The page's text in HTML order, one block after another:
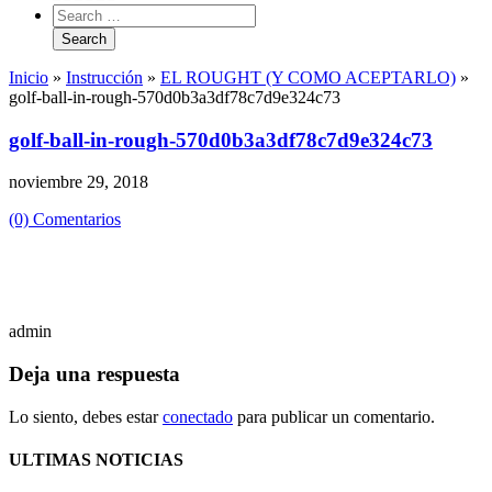
Inicio » Instrucción » EL ROUGHT (Y COMO ACEPTARLO) »
golf-ball-in-rough-570d0b3a3df78c7d9e324c73
golf-ball-in-rough-570d0b3a3df78c7d9e324c73
noviembre 29, 2018
(0) Comentarios
admin
Deja una respuesta
Lo siento, debes estarconectado para publicar un comentario.
ULTIMAS NOTICIAS